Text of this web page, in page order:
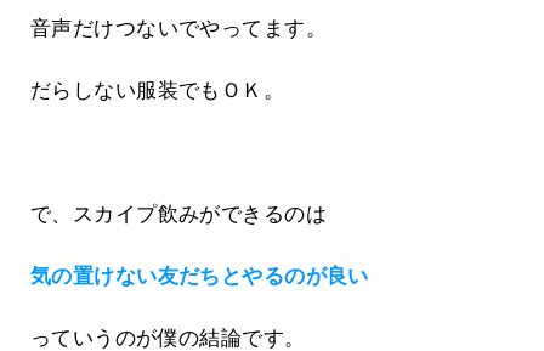
音声だけつないでやってます。
だらしない服装でもＯＫ。
で、スカイプ飲みができるのは
気の置けない友だちとやるのが良い
っていうのが僕の結論です。